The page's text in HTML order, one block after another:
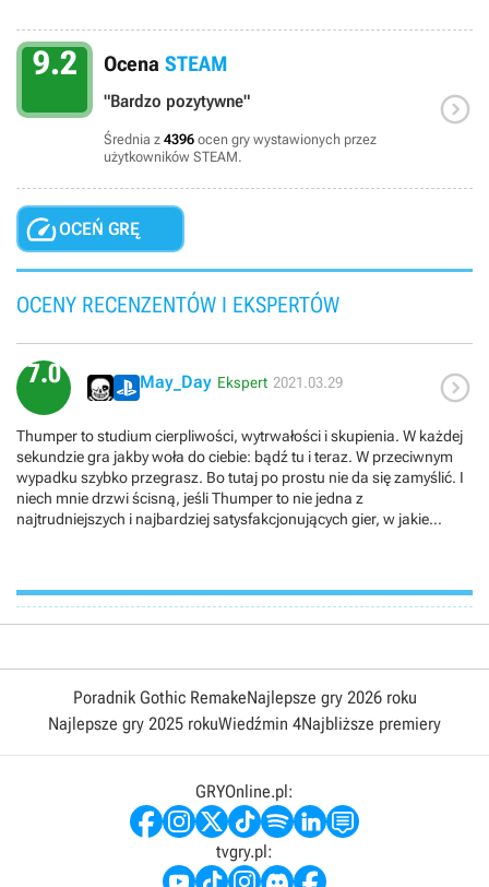
9.2 Ocena STEAM
"Bardzo pozytywne"
Średnia z 4396 ocen gry wystawionych przez
użytkowników STEAM.

OCEŃ GRĘ
OCENY RECENZENTÓW I EKSPERTÓW
7.0 May_Day Ekspert 2021.03.29 
Thumper to studium cierpliwości, wytrwałości i skupienia. W każdej
sekundzie gra jakby woła do ciebie: bądź tu i teraz. W przeciwnym
wypadku szybko przegrasz. Bo tutaj po prostu nie da się zamyślić. I
niech mnie drzwi ścisną, jeśli Thumper to nie jedna z
najtrudniejszych i najbardziej satysfakcjonujących gier, w jakie
Poradnik Gothic RemakeNajlepsze gry 2026 roku
Najlepsze gry 2025 rokuWiedźmin 4Najbliższe premiery
GRYOnline.pl:
tvgry.pl: